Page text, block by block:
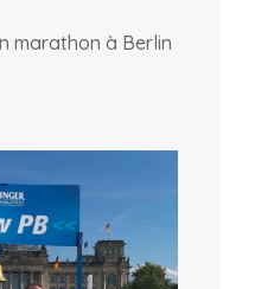
marathon à Berlin